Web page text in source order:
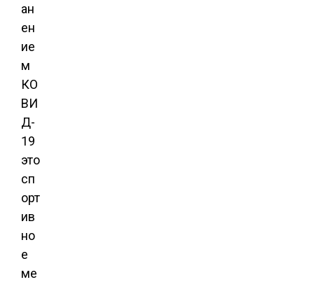
ан
ен
ие
м
КО
ВИ
Д-
19
это
сп
орт
ив
но
е
ме